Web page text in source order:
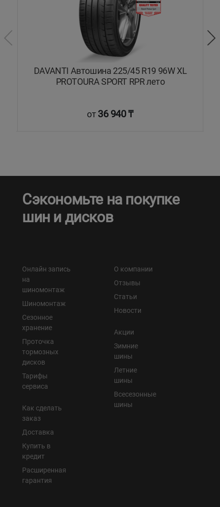
DAVANTI Автошина 225/45 R19 96W XL
PROTOURA SPORT RPR лето
от36 940 ₸
Сэкономьте на покупке
шин и дисков
Онлайн запись
на
шиномонтаж
Шиномонтаж
Сезонное
хранение
Проточка
тормозных
дисков
Тарифы
сервиса
Как сделать
заказ
Доставка
Купить в
кредит
Расширенная
гарантия
О компании
Отзывы
Статьи
Новости
Акции
Зимние
шины
Летние
шины
Всесезонные
шины